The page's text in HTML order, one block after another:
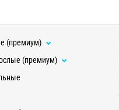
(премиум)
(премиум)